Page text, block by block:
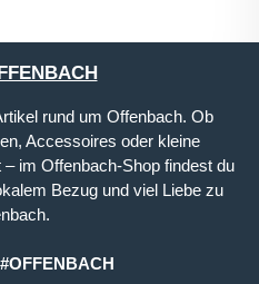
rund um Offenbach. Ob
Accessoires oder kleine
im Offenbach-Shop findest du
Bezug und viel Liebe zu